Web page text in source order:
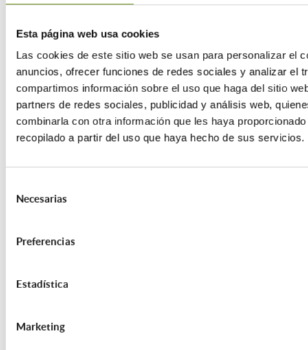
Esta página web usa cookies
Las cookies de este sitio web se usan para personalizar el
anuncios, ofrecer funciones de redes sociales y analizar el
compartimos información sobre el uso que haga del sitio
partners de redes sociales, publicidad y análisis web,
combinarla con otra información que les haya
recopilado a partir del uso que haya hecho de sus servicios.
Necesarias
Preferencias
Estadística
Marketing
24/01/2025
ETIQUETAS: